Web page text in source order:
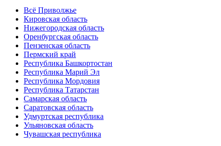
Всё Приволжье
Кировская область
Нижегородская область
Оренбургская область
Пензенская область
Пермский край
Республика Башкортостан
Республика Марий Эл
Республика Мордовия
Республика Татарстан
Самарская область
Саратовская область
Удмуртская республика
Ульяновская область
Чувашская республика